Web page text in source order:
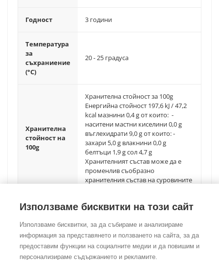
Годност 3 години
Температура
за
съхраниение
(°C)
20 - 25 градуса
Хранителна
стойност на
100g
Хранителна стойност за 100g
Енергийна стойност 197,6 kJ / 47,2
kcal мазнини 0,4 g от които: -
наситени мастни киселини 0,0 g
въглехидрати 9,0 g от които: -
захари 5,0 g влакнини 0,0 g
белтъци 1,9 g сол 4,7 g
Хранителният състав може да е
променлив съобразно
хранителния състав на суровините
©Copyright2026Foodtradehub.comВсички права запазени
Използваме бисквитки на този сайт
Използваме бисквитки, за да събираме и анализираме
информация за представянето и ползването на сайта, за да
предоставим функции на социалните медии и да повишим и
персонализираме съдържанието и рекламите.